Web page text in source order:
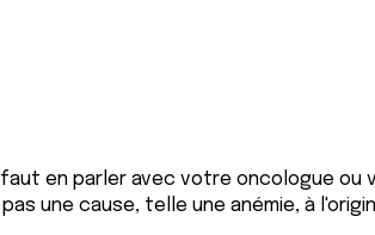
faut en parler avec votre oncologue
pas une cause, telle une anémie, à